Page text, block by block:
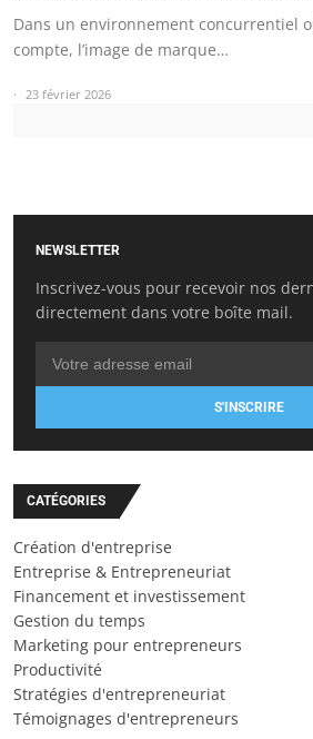
Dans un environnement concurrentiel
compte, l’image de marque…
23 février 2026
NEWSLETTER
Inscrivez-vous pour recevoir nos
directement dans votre boîte mail.
S'INSCRIRE
CATÉGORIES
Création d'entreprise
Entreprise & Entrepreneuriat
Financement et investissement
Gestion du temps
Marketing pour entrepreneurs
Productivité
Stratégies d'entrepreneuriat
Témoignages d'entrepreneurs